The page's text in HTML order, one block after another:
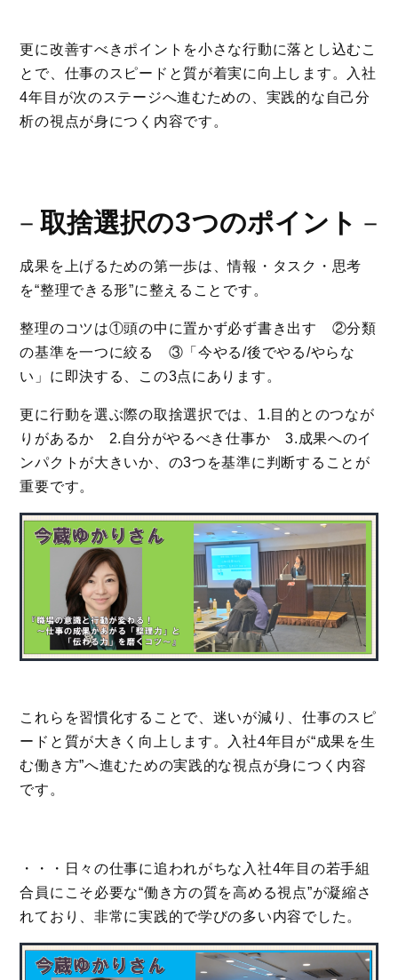
更に改善すべきポイントを小さな行動に落とし込むこ
とで、仕事のスピードと質が着実に向上します。入社
4年目が次のステージへ進むための、実践的な自己分
析の視点が身につく内容です。
－ 取捨選択の3つのポイント －
成果を上げるための第一歩は、情報・タスク・思考
を“整理できる形”に整えることです。
整理のコツは①頭の中に置かず必ず書き出す ②分類
の基準を一つに絞る ③「今やる/後でやる/やらな
い」に即決する、この3点にあります。
更に行動を選ぶ際の取捨選択では、1.目的とのつなが
りがあるか 2.自分がやるべき仕事か 3.成果へのイ
ンパクトが大きいか、の3つを基準に判断することが
重要です。
これらを習慣化することで、迷いが減り、仕事のスピ
ードと質が大きく向上します。入社4年目が“成果を生
む働き方”へ進むための実践的な視点が身につく内容
です。
・・・日々の仕事に追われがちな入社4年目の若手組
合員にこそ必要な“働き方の質を高める視点”が凝縮さ
れており、非常に実践的で学びの多い内容でした。